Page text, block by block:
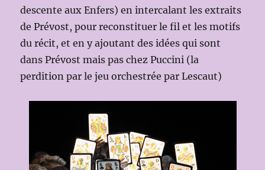
descente aux Enfers) en intercalant les extraits
de Prévost, pour reconstituer le fil et les motifs
du récit, et en y ajoutant des idées qui sont
dans Prévost mais pas chez Puccini (la
perdition par le jeu orchestrée par Lescaut)